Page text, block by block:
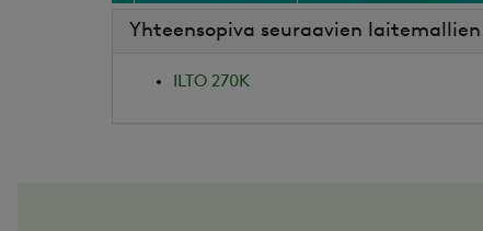
Yhteensopiva seuraavien laitemallien
ILTO 270K